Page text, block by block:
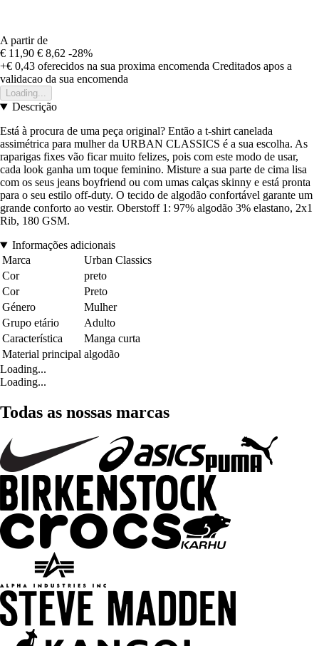
A partir de
€ 11,90 € 8,62 -28%
+€ 0,43 oferecidos na sua proxima encomenda Creditados apos a
validacao da sua encomenda
Loading...
Descrição
Está à procura de uma peça original? Então a t-shirt canelada
assimétrica para mulher da URBAN CLASSICS é a sua escolha. As
raparigas fixes vão ficar muito felizes, pois com este modo de usar,
cada look ganha um toque feminino. Misture a sua parte de cima lisa
com os seus jeans boyfriend ou com umas calças skinny e está pronta
para o seu estilo off-duty. O tecido de algodão confortável garante um
grande conforto ao vestir. Oberstoff 1: 97% algodão 3% elastano, 2x1
Rib, 180 GSM.
Informações adicionais
Marca
Urban Classics
Cor
preto
Cor
Preto
Género
Mulher
Grupo etário
Adulto
Característica
Manga curta
Material principal algodão
Loading...
Loading...
Todas as nossas marcas